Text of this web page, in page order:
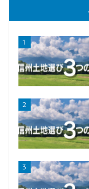
1
2
3